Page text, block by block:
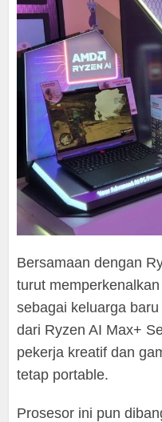
Bersamaan dengan
turut
sebagai keluarga
dari Ryzen AI Max+
pekerja kreatif dan
tetap portable.
Prosesor ini pun